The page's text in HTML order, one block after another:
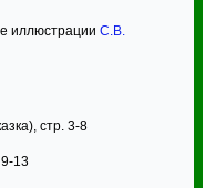
иллюстрации С.В.
стр. 3-8
9-13